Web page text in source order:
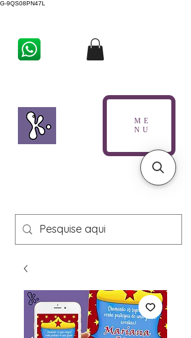
G-9QS08PN47L
ME
NU